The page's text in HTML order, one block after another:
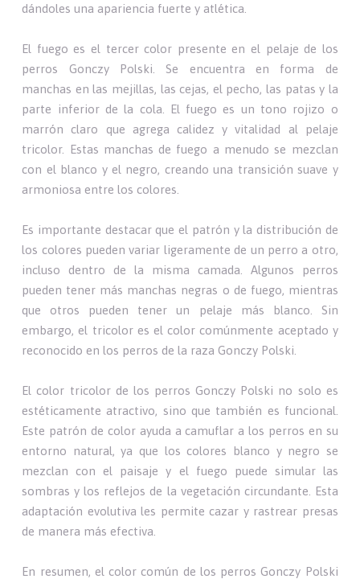
dándoles una apariencia fuerte y atlética.
El fuego es el tercer color presente en el pelaje de los
perros Gonczy Polski. Se encuentra en forma de
manchas en las mejillas, las cejas, el pecho, las patas y la
parte inferior de la cola. El fuego es un tono rojizo o
marrón claro que agrega calidez y vitalidad al pelaje
tricolor. Estas manchas de fuego a menudo se mezclan
con el blanco y el negro, creando una transición suave y
armoniosa entre los colores.
Es importante destacar que el patrón y la distribución de
los colores pueden variar ligeramente de un perro a otro,
incluso dentro de la misma camada. Algunos perros
pueden tener más manchas negras o de fuego, mientras
que otros pueden tener un pelaje más blanco. Sin
embargo, el tricolor es el color comúnmente aceptado y
reconocido en los perros de la raza Gonczy Polski.
El color tricolor de los perros Gonczy Polski no solo es
estéticamente atractivo, sino que también es funcional.
Este patrón de color ayuda a camuflar a los perros en su
entorno natural, ya que los colores blanco y negro se
mezclan con el paisaje y el fuego puede simular las
sombras y los reflejos de la vegetación circundante. Esta
adaptación evolutiva les permite cazar y rastrear presas
de manera más efectiva.
En resumen, el color común de los perros Gonczy Polski